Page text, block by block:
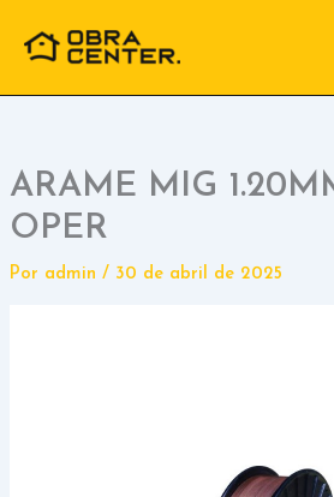
para
conteúdo
ARAME MIG
OPER
Por admin / 30 de abril de 2025